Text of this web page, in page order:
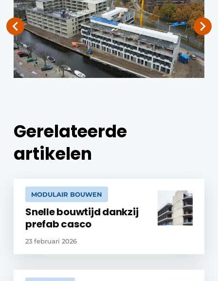
Gerelateerde
artikelen
MODULAIR BOUWEN
Snelle bouwtijd dankzij
prefab casco
23 februari 2026